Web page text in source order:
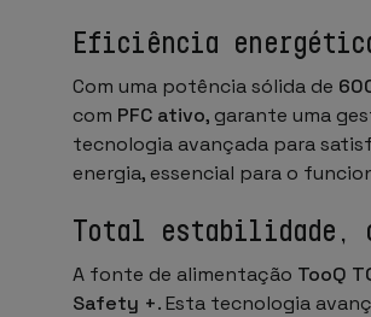
Eficiência
Com uma potência sólida de
com PFC ativo, garante uma
tecnologia avançada para
energia, essencial para o
Total estabilidade,
A fonte de alimentação TooQ
Safety +. Esta tecnologia